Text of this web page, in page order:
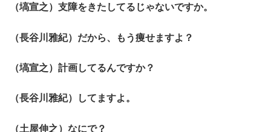
（塙宣之）支障をきたしてるじゃないですか。
（長谷川雅紀）だから、もう痩せますよ？
（塙宣之）計画してるんですか？
（長谷川雅紀）してますよ。
（土屋伸之）なにで？